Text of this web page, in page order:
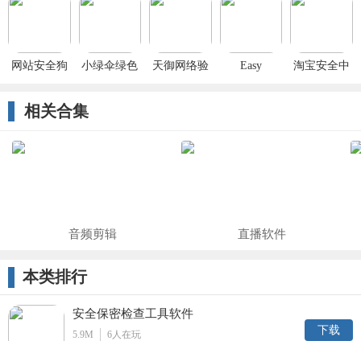
安全控件
网站安全狗
小绿伞绿色
天御网络验
Easy
淘宝安全中
相关合集
音频剪辑 直播软件
本类排行
安全保密检查工具软件
5.9M 6 人在玩
下载